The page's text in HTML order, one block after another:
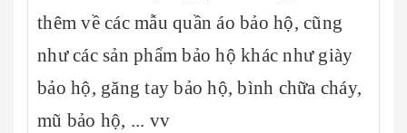
thêm về các mẫu quần áo bảo hộ, cũng
như các sản phẩm bảo hộ khác như giày
bảo hộ, găng tay bảo hộ, bình chữa cháy,
mũ bảo hộ, ... vv